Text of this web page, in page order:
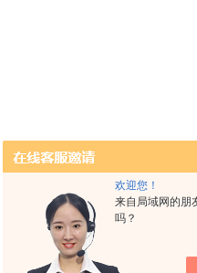
欢迎您！
来自局域网的朋
吗？